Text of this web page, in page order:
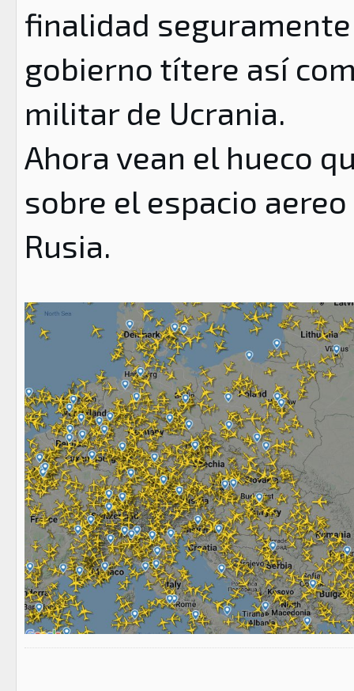
finalidad
gobierno títere así
militar de Ucrania.
Ahora vean el hueco
sobre el espacio
Rusia.